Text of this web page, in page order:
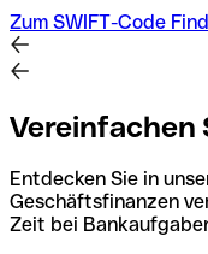
Zum SWIFT-Code
Vereinfachen
Entdecken Sie in
Geschäftsfinanzen
Zeit bei